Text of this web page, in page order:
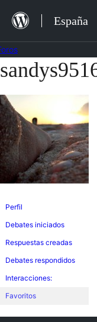
contenido
España
Saltar
contenido
Perfil
Debates iniciados
Respuestas creadas
Debates respondidos
Interacciones:
Favoritos